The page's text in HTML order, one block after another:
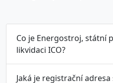
Co je Energostroj, státní
likvidaci ICO?
Jaká je registrační